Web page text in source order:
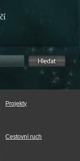
Projekty
Cestovní ruch